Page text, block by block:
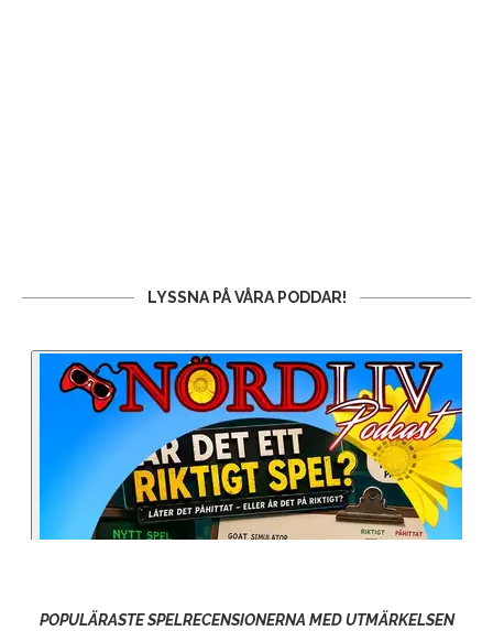
LYSSNA PÅ VÅRA PODDAR!
POPULÄRASTE SPELRECENSIONERNA MED UTMÄRKELSEN